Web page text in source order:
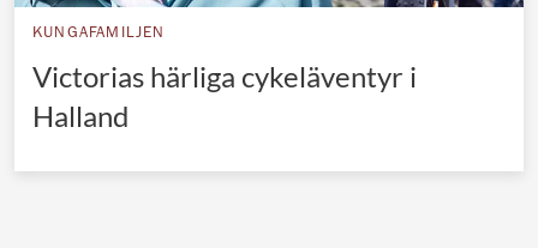
Jordanska kungahuset
Japanska kejsarhuset
KUNGAFAMILJEN
Victorias härliga cykeläventyr i
Halland